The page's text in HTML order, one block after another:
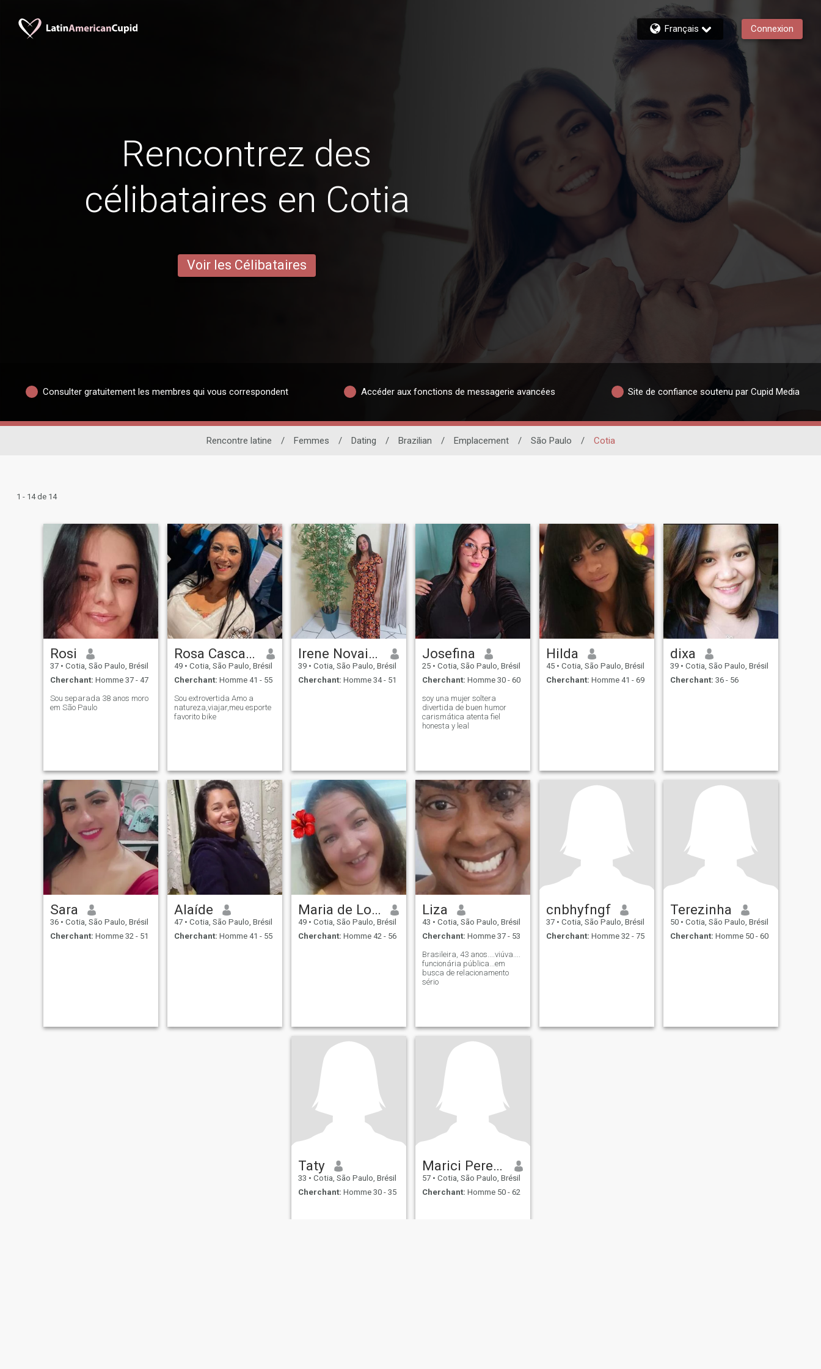
Français Connexion
Rencontrez des
célibataires en Cotia
Voir les Célibataires
Consulter gratuitement les membres qui vous correspondent Accéder aux fonctions de messagerie avancées Site de confiance soutenu par Cupid Media
Rencontre latine / Femmes / Dating / Brazilian / Emplacement / São Paulo / Cotia
1 - 14 de 14
Rosi
37 • Cotia, São Paulo, Brésil
Cherchant: Homme 37 - 47
Sou separada 38 anos moro
em São Paulo
Rosa Cascardi
49 • Cotia, São Paulo, Brésil
Cherchant: Homme 41 - 55
Sou extrovertida Amo a
natureza,viajar,meu esporte
favorito bike
Irene Novais ramos
39 • Cotia, São Paulo, Brésil
Cherchant: Homme 34 - 51
Josefina
25 • Cotia, São Paulo, Brésil
Cherchant: Homme 30 - 60
soy una mujer soltera
divertida de buen humor
carismática atenta fiel
honesta y leal
Hilda
45 • Cotia, São Paulo, Brésil
Cherchant: Homme 41 - 69
dixa
39 • Cotia, São Paulo, Brésil
Cherchant: 36 - 56
Sara
36 • Cotia, São Paulo, Brésil
Cherchant: Homme 32 - 51
Alaíde
47 • Cotia, São Paulo, Brésil
Cherchant: Homme 41 - 55
Maria de Lourdes dos Santos
49 • Cotia, São Paulo, Brésil
Cherchant: Homme 42 - 56
Liza
43 • Cotia, São Paulo, Brésil
Cherchant: Homme 37 - 53
Brasileira, 43 anos....viúva....
funcionária pública...em
busca de relacionamento
sério
cnbhyfngf
37 • Cotia, São Paulo, Brésil
Cherchant: Homme 32 - 75
Terezinha
50 • Cotia, São Paulo, Brésil
Cherchant: Homme 50 - 60
Taty
33 • Cotia, São Paulo, Brésil
Cherchant: Homme 30 - 35
Marici Pereira Lagarto
57 • Cotia, São Paulo, Brésil
Cherchant: Homme 50 - 62